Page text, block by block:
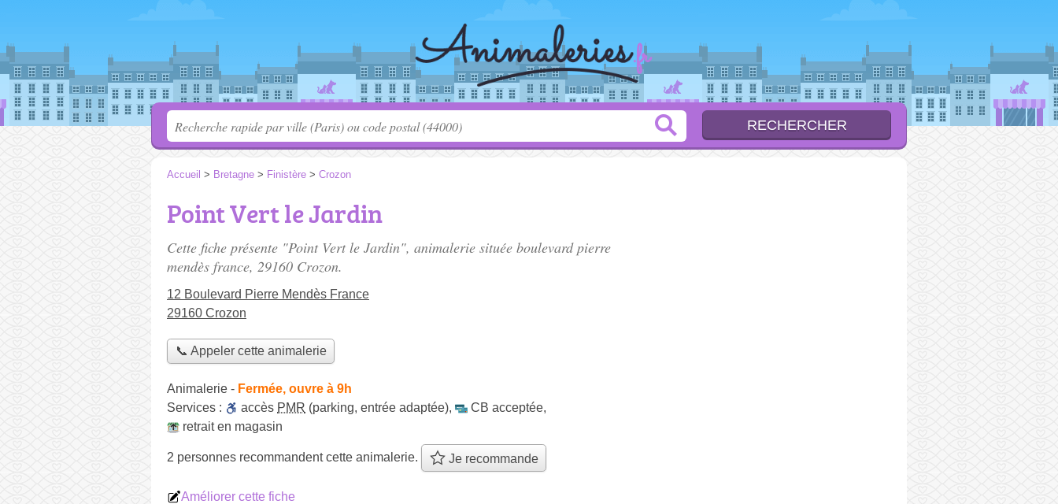
Accueil > Bretagne > Finistère > Crozon
Point Vert le Jardin
Cette fiche présente "Point Vert le Jardin", animalerie située boulevard pierre
mendès france, 29160 Crozon.
12 Boulevard Pierre Mendès France
29160 Crozon
📞 Appeler cette animalerie
Animalerie - Fermée, ouvre à 9h
Services :
accès PMR (parking, entrée adaptée), CB acceptée,
retrait en magasin
2 personnes recommandentcette animalerie. Je recommande
Améliorer cette fiche